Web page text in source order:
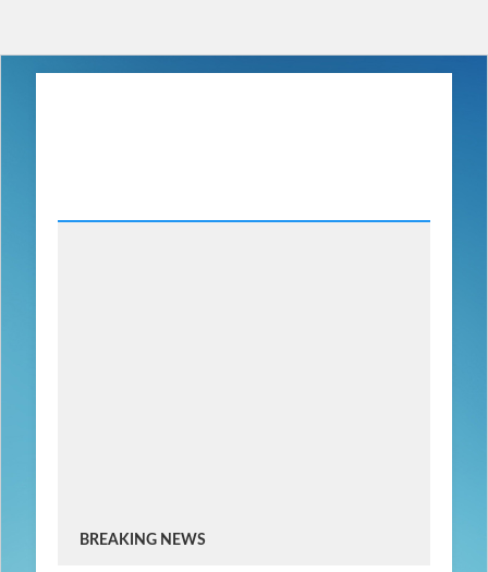
BREAKING NEWS